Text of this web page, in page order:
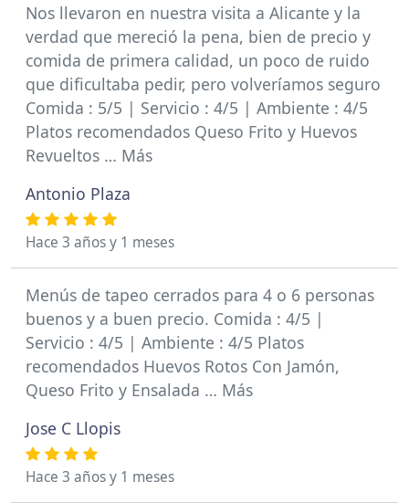
Nos llevaron en nuestra visita a Alicante y la
verdad que mereció la pena, bien de precio y
comida de primera calidad, un poco de ruido
que dificultaba pedir, pero volveríamos seguro
Comida : 5/5 | Servicio : 4/5 | Ambiente : 4/5
Platos recomendados Queso Frito y Huevos
Revueltos … Más
Antonio Plaza
Hace 3 años y 1 meses
Menús de tapeo cerrados para 4 o 6 personas
buenos y a buen precio. Comida : 4/5 |
Servicio : 4/5 | Ambiente : 4/5 Platos
recomendados Huevos Rotos Con Jamón,
Queso Frito y Ensalada … Más
Jose C Llopis
Hace 3 años y 1 meses